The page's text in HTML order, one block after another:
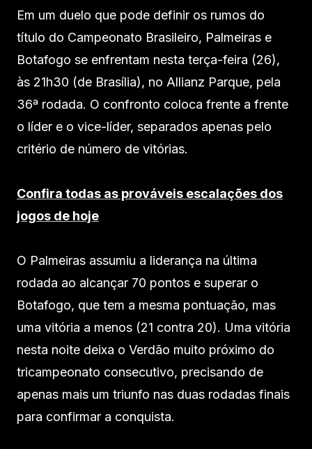
Em um duelo que pode definir os rumos do
título do Campeonato Brasileiro, Palmeiras e
Botafogo se enfrentam nesta terça-feira (26),
às 21h30 (de Brasília), no Allianz Parque, pela
36ª rodada. O confronto coloca frente a frente
o líder e o vice-líder, separados apenas pelo
critério de número de vitórias.
Confira todas as prováveis escalações dos
jogos de hoje
O Palmeiras assumiu a liderança na última
rodada ao alcançar 70 pontos e superar o
Botafogo, que tem a mesma pontuação, mas
uma vitória a menos (21 contra 20). Uma vitória
nesta noite deixa o Verdão muito próximo do
tricampeonato consecutivo, precisando de
apenas mais um triunfo nas duas rodadas finais
para confirmar a conquista.